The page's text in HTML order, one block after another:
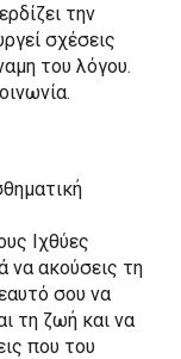
την
σχέσεις
του λόγου.
Ιχθύες
να ακούσεις τη
σου να
τη ζωή και να
που του